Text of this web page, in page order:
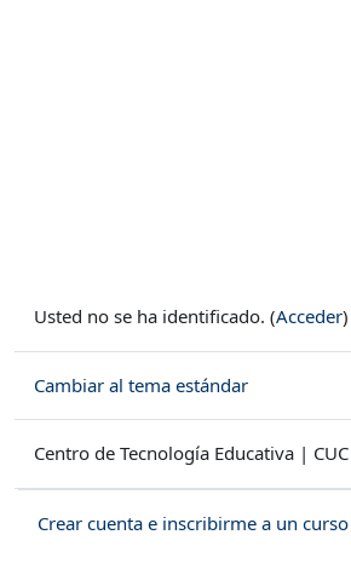
Usted no se ha identificado. (Acceder)
Cambiar al tema estándar
Centro de Tecnología Educativa | CUC
Crear cuenta e inscribirme a un curso